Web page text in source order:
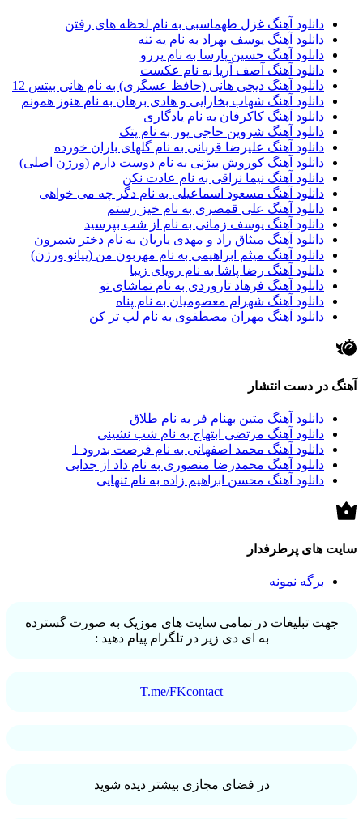
دانلود آهنگ غزل طهماسبی به نام لحظه های رفتن
دانلود آهنگ یوسف بهراد به نام یه تنه
دانلود آهنگ حسین پارسا به نام پررو
دانلود آهنگ آصف آریا به نام عکست
دانلود آهنگ دیجی هانی (حافظ عسگری) به نام هانی بیتس 12
دانلود آهنگ شهاب بخارایی و هادی برهان به نام هنوز همونم
دانلود آهنگ کاکرفان به نام یادگاری
دانلود آهنگ شروین حاجی پور به نام پتک
دانلود آهنگ علیرضا قربانی به نام گلهای باران خورده
دانلود آهنگ کوروش بیژنی به نام دوست دارم (ورژن اصلی)
دانلود آهنگ نیما نراقی به نام عادت نکن
دانلود آهنگ مسعود اسماعیلی به نام دگر چه می خواهی
دانلود آهنگ علی قمصری به نام خیز رستم
دانلود آهنگ یوسف زمانی به نام از شب بپرسید
دانلود آهنگ میثاق راد و مهدی یاریان به نام دختر شمرون
دانلود آهنگ میثم ابراهیمی به نام مهربون من (پیانو ورژن)
دانلود آهنگ رضا پاشا به نام رویای زیبا
دانلود آهنگ فرهاد تاروردی به نام تماشای تو
دانلود آهنگ شهرام معصومیان به نام پناه
دانلود آهنگ مهران مصطفوی به نام لب تر کن
آهنگ در دست انتشار
دانلود آهنگ متین بهنام فر به نام طلاق
دانلود آهنگ مرتضی ابتهاج به نام شب نشینی
دانلود آهنگ محمد اصفهانی به نام فرصت بدرود 1
دانلود آهنگ محمدرضا منصوری به نام داد از جدایی
دانلود آهنگ محسن ابراهیم زاده به نام تنهایی
سایت های پرطرفدار
برگه نمونه
جهت تبلیغات در تمامی سایت های موزیک به صورت گسترده
به ای دی زیر در تلگرام پیام دهید :
T.me/FKcontact
در فضای مجازی بیشتر دیده شوید